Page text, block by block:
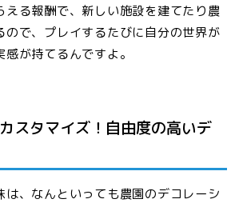
える報酬で、新しい施設を建てたり農
ので、プレイするたびに自分の世界が
が持てるんですよ。
スタマイズ！自由度の高いデ
は、なんといっても農園のデコレーシ